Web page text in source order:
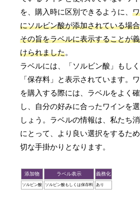
を、購入時に区別できるように、
にソルビン酸が添加されている場
その旨をラベルに表示することが
けられました。
ラベルには、「ソルビン酸」もし
「保存料」と表示されています。
を購入する際には、ラベルをよく
し、自分の好みに合ったワインを
しょう。ラベルの情報は、私たち
にとって、より良い選択をするた
切な手掛かりとなります。
添加物 ラベル表示 義務化
ソルビン酸 ソルビン酸もしくは保存料 あり